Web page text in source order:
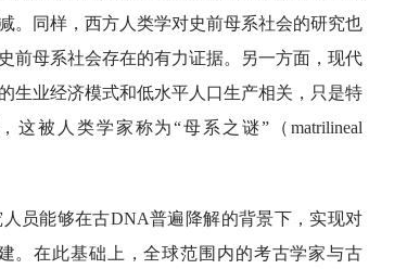
。同样，西方人类学对史前母系社会的研究也
前母系社会存在的有力证据。另一方面，现代
生业经济模式和低水平人口生产相关，只是特
被人类学家称为“母系之谜”（matrilineal
员能够在古DNA普遍降解的背景下，实现对
。在此基础上，全球范围内的考古学家与古